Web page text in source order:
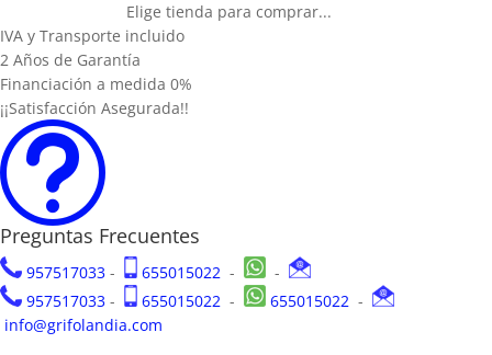
Elige tienda para comprar...
IVA y Transporte incluido
2 Años de Garantía
Financiación a medida 0%
¡¡Satisfacción Asegurada!!
t
Preguntas Frecuentes
957517033 - 655015022 -
-
957517033 - 655015022 - 655015022 -
info@grifolandia.com